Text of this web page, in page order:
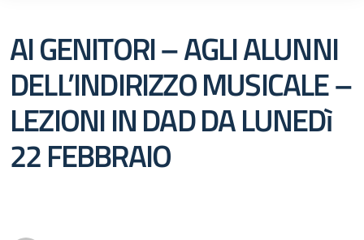
AI GENITORI – AGLI ALUNNI
DELL’INDIRIZZO MUSICALE –
LEZIONI IN DAD DA LUNEDì
22 FEBBRAIO